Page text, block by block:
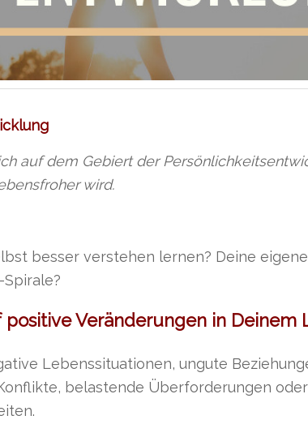
auf dem Gebiert der
wird.
besser verstehen lernen? Deine
positive Veränderungen in Deinem
Lebenssituationen, ungute
belastende Überforderungen